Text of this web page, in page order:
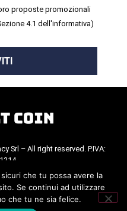
proposte promozionali
4.1 dell'informativa)
Srl – All right reserved. P.IVA:
Policy.
che tu possa avere la
Se continui ad utilizzare
che tu ne sia felice.